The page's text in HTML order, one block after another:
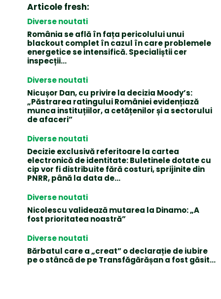
Articole fresh:
Diverse noutati
România se află în fața pericolului unui
blackout complet în cazul în care problemele
energetice se intensifică. Specialiștii cer
inspecții…
Diverse noutati
Nicușor Dan, cu privire la decizia Moody’s:
„Păstrarea ratingului României evidențiază
munca instituțiilor, a cetățenilor și a sectorului
de afaceri”
Diverse noutati
Decizie exclusivă referitoare la cartea
electronică de identitate: Buletinele dotate cu
cip vor fi distribuite fără costuri, sprijinite din
PNRR, până la data de...
Diverse noutati
Nicolescu validează mutarea la Dinamo: „A
fost prioritatea noastră”
Diverse noutati
Bărbatul care a „creat” o declarație de iubire
pe o stâncă de pe Transfăgărășan a fost găsit…